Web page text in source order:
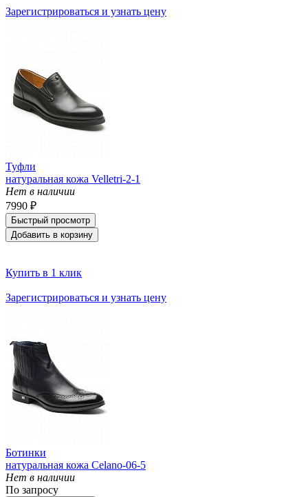
Зарегистрироваться и узнать цену
Туфли
натуральная кожа Velletri-2-1
Нет в наличии
7990 ₽
Быстрый просмотр
Добавить в корзину
Купить в 1 клик
Зарегистрироваться и узнать цену
Ботинки
натуральная кожа Celano-06-5
Нет в наличии
По запросу